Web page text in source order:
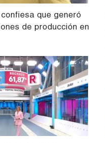
que generó
de producción en